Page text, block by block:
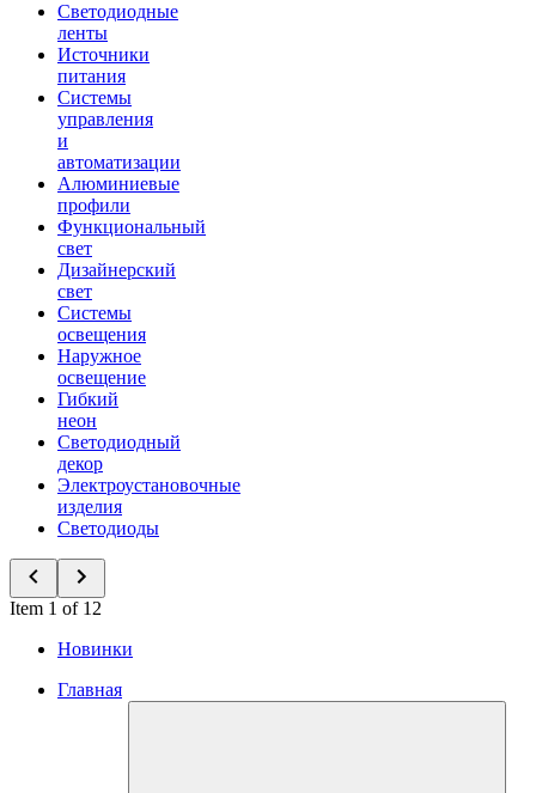
Светодиодные
ленты
Источники
питания
Системы
управления
и
автоматизации
Алюминиевые
профили
Функциональный
свет
Дизайнерский
свет
Системы
освещения
Наружное
освещение
Гибкий
неон
Светодиодный
декор
Электроустановочные
изделия
Светодиоды
Item 1 of 12
Новинки
Главная